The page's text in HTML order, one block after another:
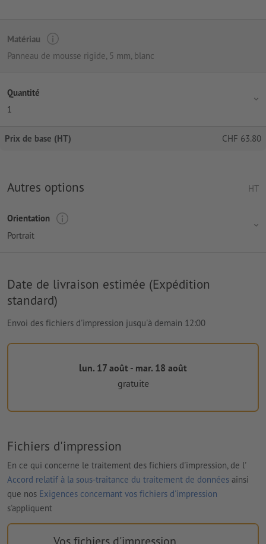
Matériau
Panneau de mousse rigide, 5 mm, blanc
Quantité
1
Prix de base (HT) CHF 63.80
Autres options HT
Orientation
Portrait
Date de livraison estimée (Expédition
standard)
Envoi des fichiers d'impression jusqu'à demain 12:00
lun. 17 août - mar. 18 août
gratuite
Fichiers d'impression
En ce qui concerne le traitement des fichiers d'impression, de l'
Accord relatif à la sous-traitance du traitement de données ainsi
que nos Exigences concernant vos fichiers d'impression
s'appliquent